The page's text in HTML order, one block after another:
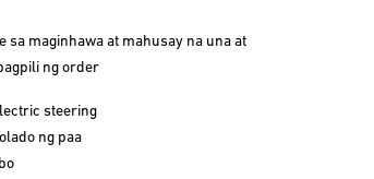
sa maginhawa at mahusay na una at
ng order
steering
ng paa